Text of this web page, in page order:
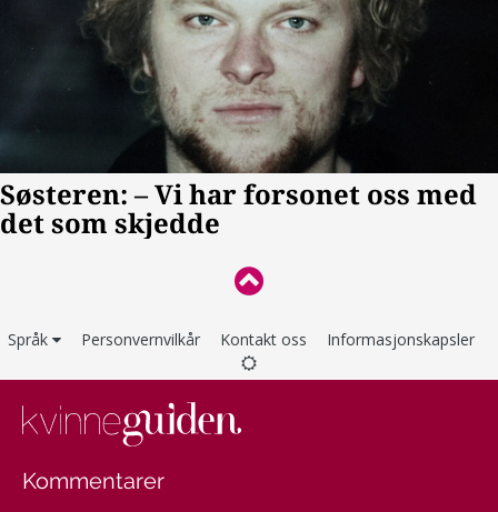
Språk Personvernvilkår Kontakt oss Informasjonskapsler
Kommentarer